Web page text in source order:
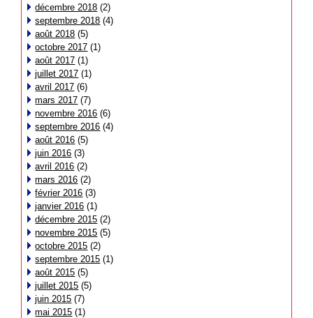
décembre 2018 (2)
septembre 2018 (4)
août 2018 (5)
octobre 2017 (1)
août 2017 (1)
juillet 2017 (1)
avril 2017 (6)
mars 2017 (7)
novembre 2016 (6)
septembre 2016 (4)
août 2016 (5)
juin 2016 (3)
avril 2016 (2)
mars 2016 (2)
février 2016 (3)
janvier 2016 (1)
décembre 2015 (2)
novembre 2015 (5)
octobre 2015 (2)
septembre 2015 (1)
août 2015 (5)
juillet 2015 (5)
juin 2015 (7)
mai 2015 (1)